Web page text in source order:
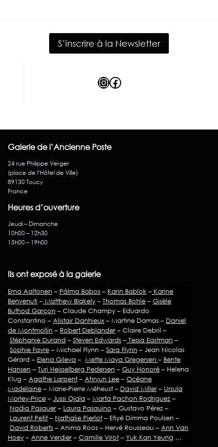
S’inscrire à la Newsletter
Instagram
Facebook
Galerie de l’Ancienne Poste
24 rue Philippe Verger
(place de l’Hôtel de Ville)
89130 Toucy
France
Heures d’ouverture
Jeudi – Dimanche
10h00 – 12h30
15h00 – 19h00
Ils ont exposé à la galerie
Erna Aaltonen – Pálma Babos – Karin Bablok – Karine
Benvenuti – Matthew Blakely – Thomas Bohle – Gisèle
Buthod Garçon – Claude Champy – Eduardo
Constantino – Alistair Danhieux – Martine Damas – Daniel
de Montmollin – Robert Deblander – Claire Debril –
Stéphanie Durand – Steven Edwards – Tessa Eastman –
Sophie Favre – Michael Flynn – Sara Flynn – Jean Nicolas
Gérard – Elena Gileva – Mette Maya Gregersen – Bente
Hansen – Turi Heisselberg Pedersen – Guy Honoré – Helena
Klug – Agathe Larpent – Ahryun Lee – Océane
Madelaine – Marie-Pierre Méheust – David Miller – Ursula
Morley-Price – Jussi Ojala – Marta Pachon Rodriguez –
Nadia Pasquer – Laura Pasquino – Gustavo Pérez –
Laurent Petit – Nathalie Pierlot – Etiyé Dimma Poulsen –
David Roberts – Anima Roos – Hervé Rousseau – Ann Van
Hoey – Anne Verdier – Camille Virot – Yuk Kan Yeung …